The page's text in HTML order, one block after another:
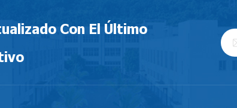
Con El Último